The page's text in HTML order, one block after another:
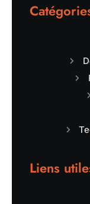
Liens